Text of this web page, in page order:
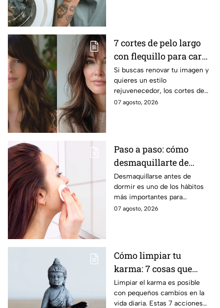
7 cortes de pelo largo
con flequillo para cara
redonda que te hace ver
más joven después de
los 40
Si buscas renovar tu imagen y
quieres un estilo
rejuvenecedor, los cortes de
pelo que apuestan por melenas
07 agosto, 2026
Paso a paso: cómo
desmaquillarte de
noche para cuidar tu
piel y evitar arrugas
Desmaquillarse antes de
dormir es uno de los hábitos
más importantes para
mantener la piel sana y
barrera cutánea, prevenir la
obstrucción de los poros y
prevenir la aparición de
arrugas tempranas.
07 agosto, 2026
Cómo limpiar tu
karma: 7 cosas que
debes hacer desde
ahora
Limpiar el karma es posible
con pequeños cambios en la
vida diaria. Estas 7 acciones